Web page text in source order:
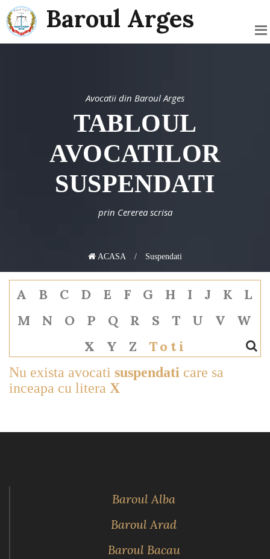
Baroul Arges
Avocatii din Baroul Arges
TABLOUL
AVOCATILOR
SUSPENDATI
prin Cererea scrisa
ACASA Suspendati
A B C D E F G H I J K
L
M
N O P Q R S T U V
W
X
Y Z Toti
Nu exista avocati suspendati care sa
inceapa cu litera X
Baroul Alba
Baroul Arad
Baroul Bacau